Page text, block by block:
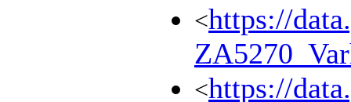
<https://
<https://